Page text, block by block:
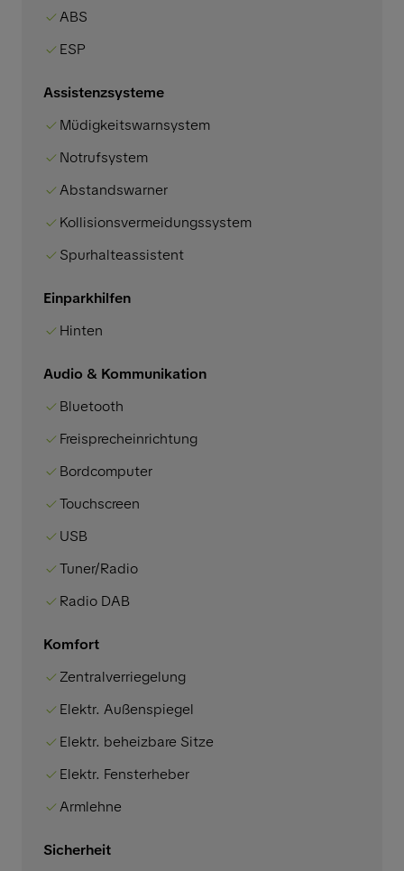
ABS
ESP
Assistenzsysteme
Müdigkeitswarnsystem
Notrufsystem
Abstandswarner
Kollisionsvermeidungssystem
Spurhalteassistent
Einparkhilfen
Hinten
Audio & Kommunikation
Bluetooth
Freisprecheinrichtung
Bordcomputer
Touchscreen
USB
Tuner/Radio
Radio DAB
Komfort
Zentralverriegelung
Elektr. Außenspiegel
Elektr. beheizbare Sitze
Elektr. Fensterheber
Armlehne
Sicherheit